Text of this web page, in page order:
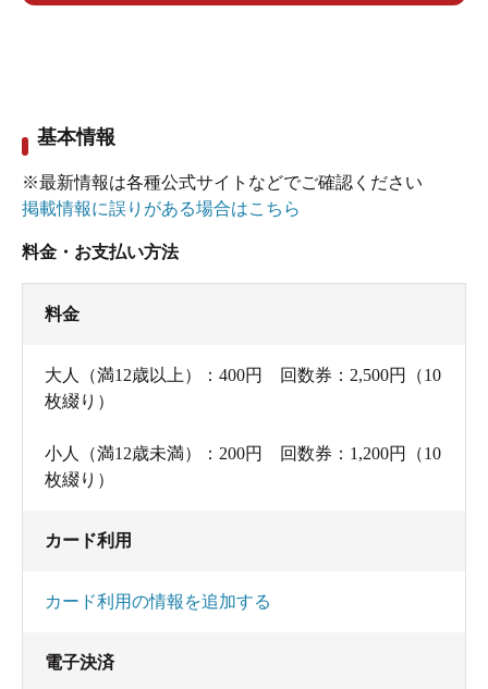
基本情報
※最新情報は各種公式サイトなどでご確認ください
掲載情報に誤りがある場合はこちら
料金・お支払い方法
料金
大人（満12歳以上）：400円 回数券：2,500円（10
枚綴り）
小人（満12歳未満）：200円 回数券：1,200円（10
枚綴り）
カード利用
カード利用の情報を追加する
電子決済